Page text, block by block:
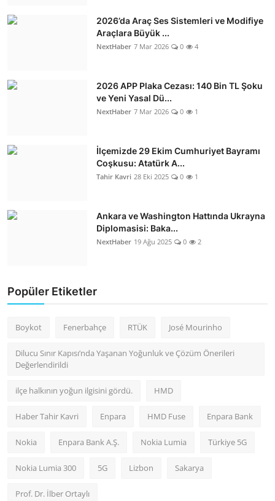
2026’da Araç Ses Sistemleri ve Modifiye
Araçlara Büyük ...
NextHaber 7 Mar 2026 0 4
2026 APP Plaka Cezası: 140 Bin TL Şoku
ve Yeni Yasal Dü...
NextHaber 7 Mar 2026 0 1
İlçemizde 29 Ekim Cumhuriyet Bayramı
Coşkusu: Atatürk A...
Tahir Kavri 28 Eki 2025 0 1
Ankara ve Washington Hattında Ukrayna
Diplomasisi: Baka...
NextHaber 19 Ağu 2025 0 2
Popüler Etiketler
Boykot Fenerbahçe RTÜK José Mourinho
Dilucu Sınır Kapısı’nda Yaşanan Yoğunluk ve Çözüm Önerileri
Değerlendirildi
ilçe halkının yoğun ilgisini gördü. HMD
Haber Tahir Kavri Enpara HMD Fuse Enpara Bank
Nokia Enpara Bank A.Ş. Nokia Lumia Türkiye 5G
Nokia Lumia 300 5G Lizbon Sakarya
Prof. Dr. İlber Ortaylı